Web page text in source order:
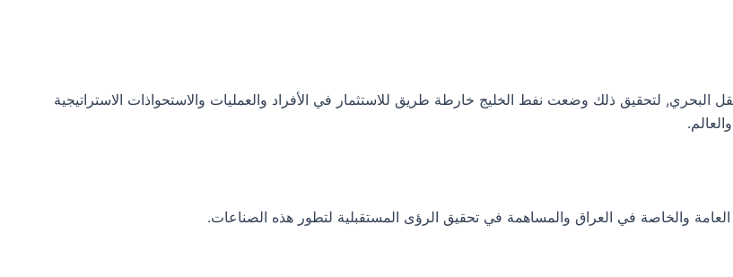
البحري, لتحقيق ذلك وضعت نفط الخليج خارطة طريق للاستثمار في الأفراد والعمليات والاستحواذات الاستراتيجية
والخاصة في العراق والمساهمة في تحقيق الرؤى المستقبلية لتطور هذه الصناعات.